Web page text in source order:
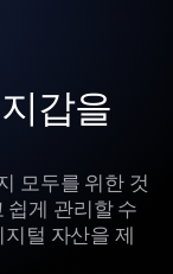
갑을
모두를 위한 것
쉽게 관리할 수
털 자산을 제